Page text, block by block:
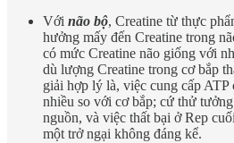
Với não bộ, Creatine từ thực
hưởng mấy đến Creatine trong
có mức Creatine não giống với
dù lượng Creatine trong cơ bắp
giải hợp lý là, việc cung cấp ATP
nhiều so với cơ bắp; cứ thử
nguồn, và việc thất bại ở Rep
một trở ngại không đáng kể.